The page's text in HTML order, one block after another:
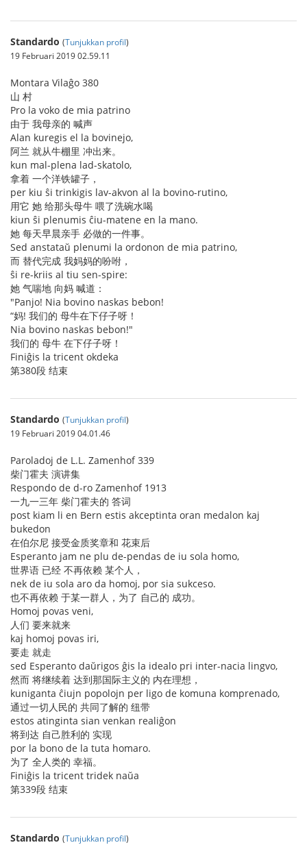
Standardo (Tunjukkan profil)
19 Februari 2019 02.59.11
Montara Vilaĝo 380
山 村
Pro la voko de mia patrino
由于 我母亲的 喊声
Alan kuregis el la bovinejo,
阿兰 就从牛棚里 冲出来。
kun mal-plena lad-skatolo,
拿着 一个洋铁罐子，
per kiu ŝi trinkigis lav-akvon al la bovino-rutino,
用它 她 给那头母牛 喂了洗碗水喝
kiun ŝi plenumis ĉiu-matene en la mano.
她 每天早晨亲手 必做的一件事。
Sed anstataŭ plenumi la ordonon de mia patrino,
而 替代完成 我妈妈的吩咐，
ŝi re-kriis al tiu sen-spire:
她 气喘地 向妈 喊道：
"Panjo! Nia bovino naskas bebon!
“妈! 我们的 母牛在下仔子呀！
Nia bovino naskas bebon!"
我们的 母牛 在下仔子呀！
Finiĝis la tricent okdeka
第380段 结束
Standardo (Tunjukkan profil)
19 Februari 2019 04.01.46
Paroladoj de L.L. Zamenhof 339
柴门霍夫 演讲集
Respondo de d-ro Zamenhof 1913
一九一三年 柴门霍夫的 答词
post kiam li en Bern estis akceptinta oran medalon kaj
bukedon
在伯尔尼 接受金质奖章和 花束后
Esperanto jam ne plu de-pendas de iu sola homo,
世界语 已经 不再依赖 某个人，
nek de iu sola aro da homoj, por sia sukceso.
也不再依赖 于某一群人，为了 自己的 成功。
Homoj povas veni,
人们 要来就来
kaj homoj povas iri,
要走 就走
sed Esperanto daŭrigos ĝis la idealo pri inter-nacia lingvo,
然而 将继续着 达到那国际主义的 内在理想，
kuniganta ĉiujn popolojn per ligo de komuna komprenado,
通过一切人民的 共同了解的 纽带
estos atinginta sian venkan realiĝon
将到达 自己胜利的 实现
por la bono de la tuta homaro.
为了 全人类的 幸福。
Finiĝis la tricent tridek naŭa
第339段 结束
Standardo (Tunjukkan profil)